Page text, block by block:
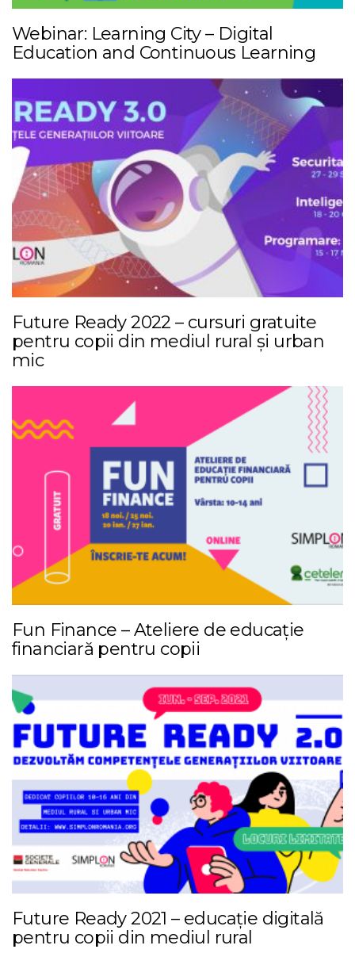
Webinar: Learning City – Digital
Education and Continuous Learning
Future Ready 2022 – cursuri gratuite
pentru copii din mediul rural și urban
mic
Fun Finance – Ateliere de educație
financiară pentru copii
Future Ready 2021 – educație digitală
pentru copii din mediul rural